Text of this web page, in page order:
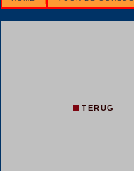
TERUG